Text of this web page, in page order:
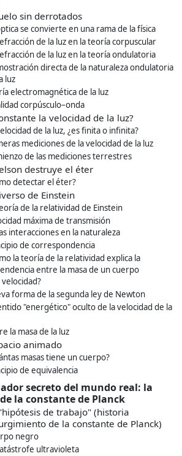
sin derrotados
se convierte en una rama de la física
de la luz en la teoría corpuscular
de la luz en la teoría ondulatoria
directa de la naturaleza ondulatoria
luz
electromagnética de la luz
corpúsculo–onda
la velocidad de la luz?
de la luz, ¿es finita o infinita?
mediciones de la velocidad de la luz
de las mediciones terrestres
destruye el éter
detectar el éter?
de Einstein
de la relatividad de Einstein
máxima de transmisión
interacciones en la naturaleza
de correspondencia
la teoría de la relatividad explica la
entre la masa de un cuerpo
velocidad?
forma de la segunda ley de Newton
"energético" oculto de la velocidad de la
la masa de la luz
animado
masas tiene un cuerpo?
de equivalencia
secreto del mundo real: la
la constante de Planck
de trabajo" (historia
de la constante de Planck)
negro
ultravioleta